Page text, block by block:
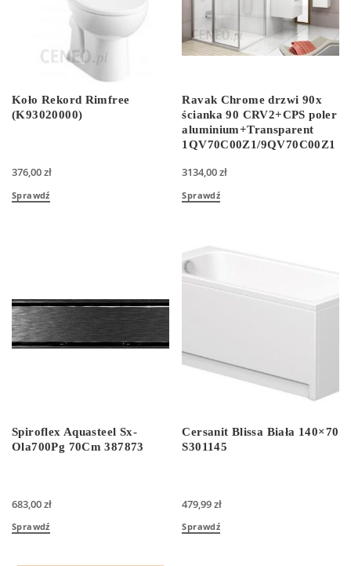
Koło Rekord Rimfree
(K93020000)
376,00zł
Sprawdź
Ravak Chrome drzwi 90x
ścianka 90 CRV2+CPS poler
aluminium+Transparent
1QV70C00Z1/9QV70C00Z1
3134,00zł
Sprawdź
Spiroflex Aquasteel Sx-
Ola700Pg 70Cm 387873
683,00zł
Sprawdź
Cersanit Blissa Biała 140×70
S301145
479,99zł
Sprawdź